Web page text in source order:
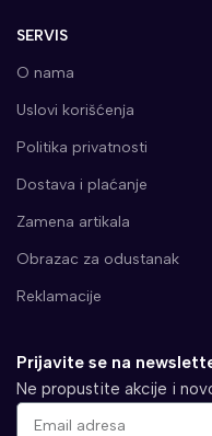
SERVIS
O nama
Uslovi korišćenja
Politika privatnosti
Dostava i plaćanje
Zamena artikala
Obrazac za odustanak
Reklamacije
Prijavite se na
Ne propustite akcije i